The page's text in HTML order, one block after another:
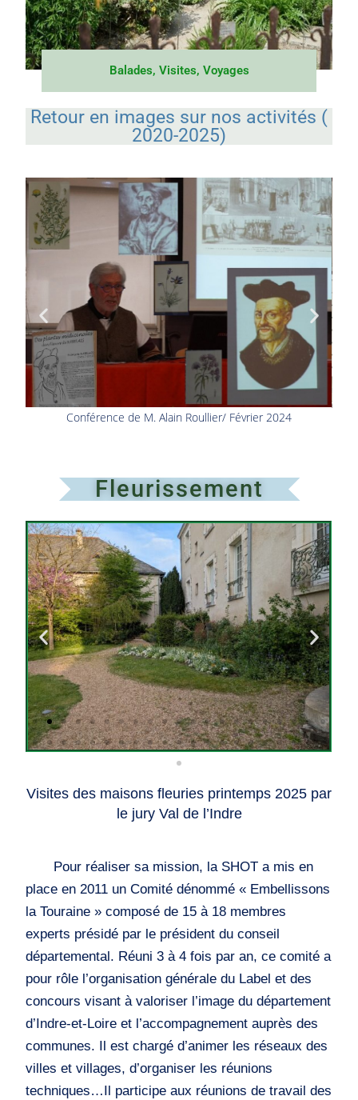
Balades, Visites, Voyages
Retour en images sur nos activités (
2020-2025)
Conférence de M. Alain Roullier/ Février 2024
Fleurissement
Visites des maisons fleuries printemps 2025 par
le jury Val de l’Indre
Pour réaliser sa mission, la SHOT a mis en
place en 2011 un Comité dénommé « Embellissons
la Touraine » composé de 15 à 18 membres
experts présidé par le président du conseil
départemental. Réuni 3 à 4 fois par an, ce comité a
pour rôle l’organisation générale du Label et des
concours visant à valoriser l’image du département
d’Indre-et-Loire et l’accompagnement auprès des
communes. Il est chargé d’animer les réseaux des
villes et villages, d’organiser les réunions
techniques…Il participe aux réunions de travail des